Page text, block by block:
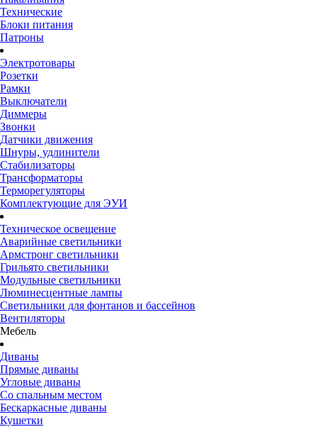
Технические
Блоки питания
Патроны
Электротовары
Розетки
Рамки
Выключатели
Диммеры
Звонки
Датчики движения
Шнуры, удлинители
Стабилизаторы
Трансформаторы
Терморегуляторы
Комплектующие для ЭУИ
Техническое освещение
Аварийные светильники
Армстронг светильники
Грильято светильники
Модульные светильники
Люминесцентные лампы
Светильники для фонтанов и бассейнов
Вентиляторы
Мебель
Диваны
Прямые диваны
Угловые диваны
Со спальным местом
Бескаркасные диваны
Кушетки